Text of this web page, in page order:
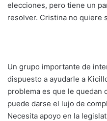
elecciones, pero tiene un
resolver. Cristina no quiere
Un grupo importante de
dispuesto a ayudarle a
problema es que le quedan
puede darse el lujo de
Necesita apoyo en la